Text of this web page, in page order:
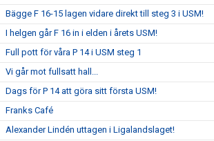
Bägge F 16-15 lagen vidare direkt till steg 3 i USM!
I helgen går F 16 in i elden i årets USM!
Full pott för våra P 14 i USM steg 1
Vi går mot fullsatt hall...
Dags för P 14 att göra sitt första USM!
Franks Café
Alexander Lindén uttagen i Ligalandslaget!